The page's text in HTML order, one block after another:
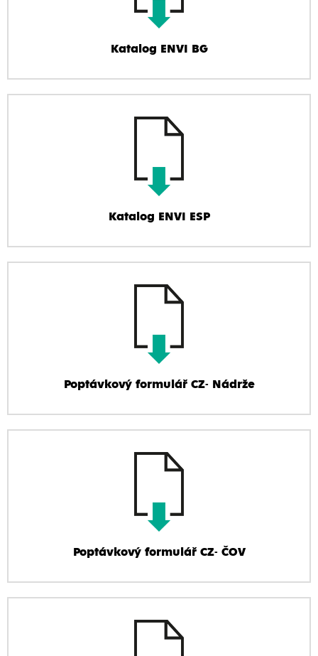
Katalog ENVI BG
Katalog ENVI ESP
Poptávkový formulář CZ- Nádrže
Poptávkový formulář CZ- ČOV